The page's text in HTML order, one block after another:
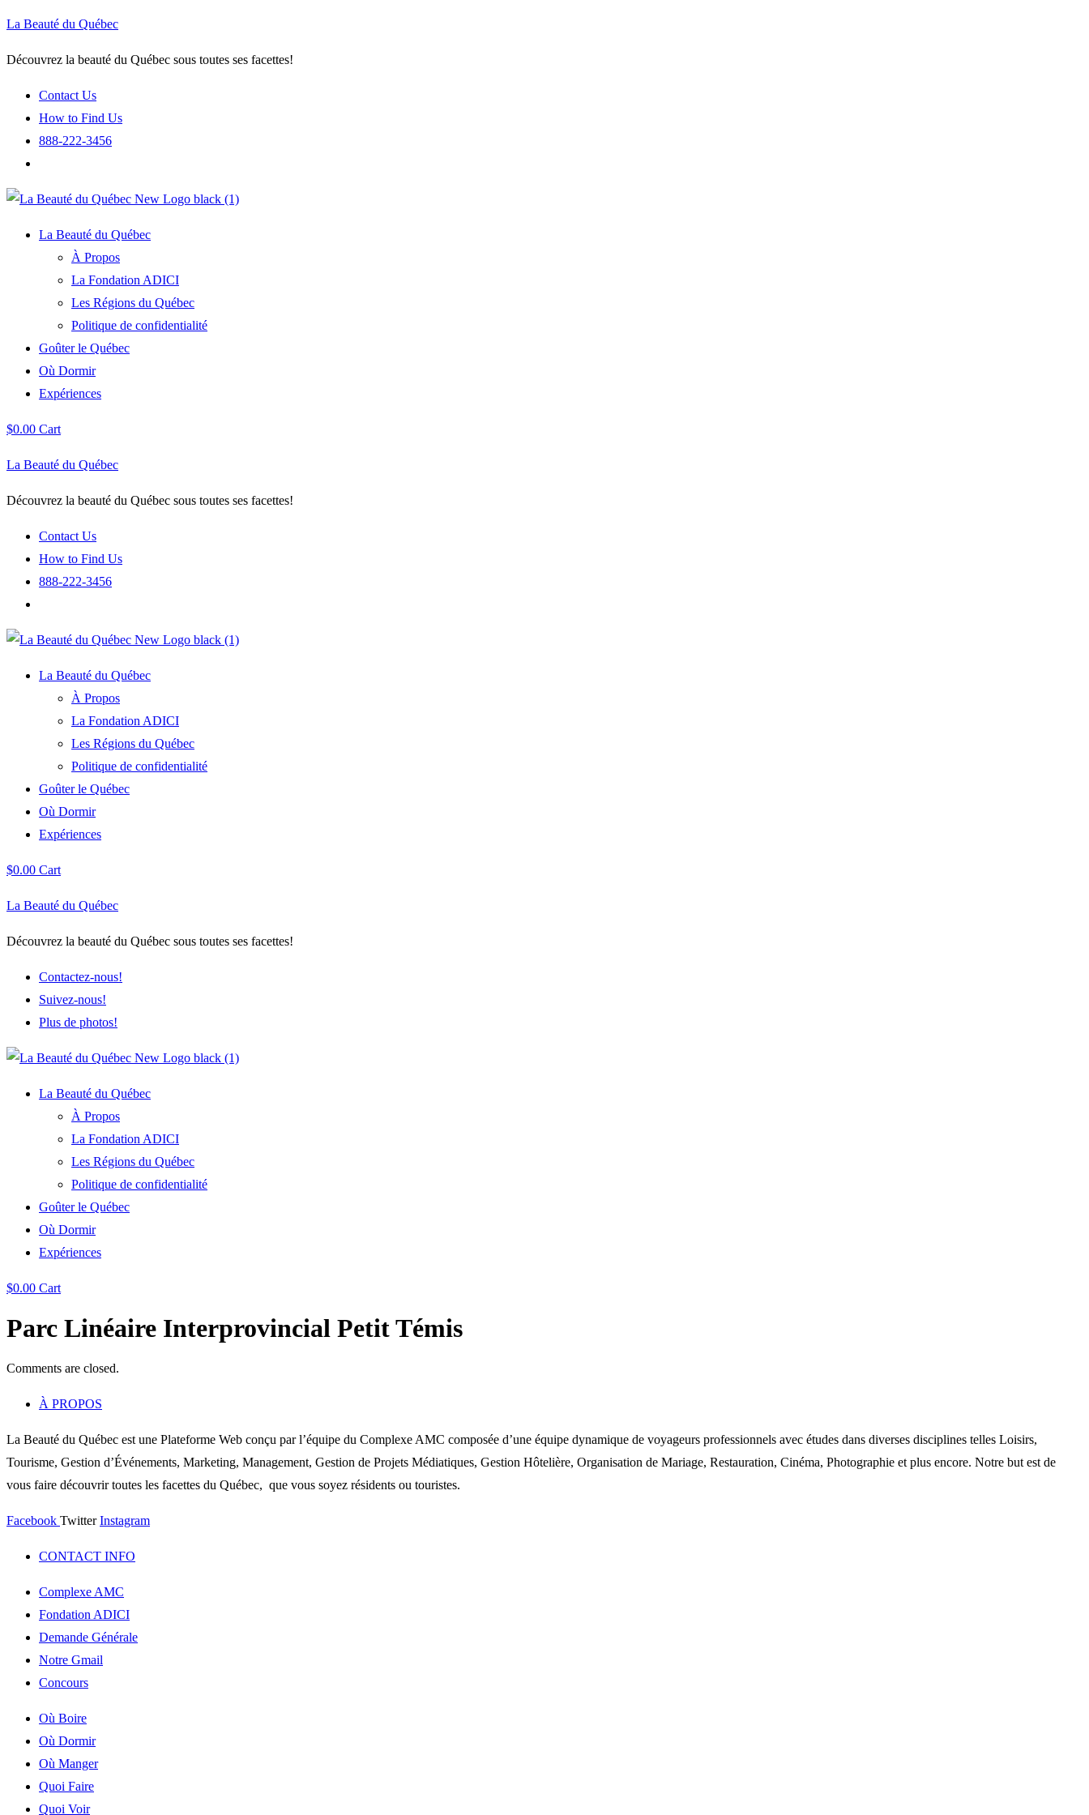
La Beauté du Québec
Découvrez la beauté du Québec sous toutes ses facettes!
Contact Us
How to Find Us
888-222-3456
La Beauté du Québec
À Propos
La Fondation ADICI
Les Régions du Québec
Politique de confidentialité
Goûter le Québec
Où Dormir
Expériences
$0.00 Cart
La Beauté du Québec
Découvrez la beauté du Québec sous toutes ses facettes!
Contact Us
How to Find Us
888-222-3456
La Beauté du Québec
À Propos
La Fondation ADICI
Les Régions du Québec
Politique de confidentialité
Goûter le Québec
Où Dormir
Expériences
$0.00 Cart
La Beauté du Québec
Découvrez la beauté du Québec sous toutes ses facettes!
Contactez-nous!
Suivez-nous!
Plus de photos!
La Beauté du Québec
À Propos
La Fondation ADICI
Les Régions du Québec
Politique de confidentialité
Goûter le Québec
Où Dormir
Expériences
$0.00 Cart
Parc Linéaire Interprovincial Petit Témis
Comments are closed.
À PROPOS
La Beauté du Québec est une Plateforme Web conçu par l’équipe du Complexe AMC composée d’une équipe dynamique de voyageurs professionnels avec études dans diverses disciplines telles Loisirs,
Tourisme, Gestion d’Événements, Marketing, Management, Gestion de Projets Médiatiques, Gestion Hôtelière, Organisation de Mariage, Restauration, Cinéma, Photographie et plus encore. Notre but est de
vous faire découvrir toutes les facettes du Québec, que vous soyez résidents ou touristes.
Facebook Twitter Instagram
CONTACT INFO
Complexe AMC
Fondation ADICI
Demande Générale
Notre Gmail
Concours
Où Boire
Où Dormir
Où Manger
Quoi Faire
Quoi Voir